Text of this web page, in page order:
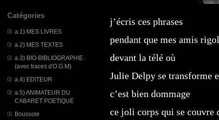
Catégories
a.1) MES LIVRES
a.2) MES TEXTES
a.3) BIO-BIBLIOGRAPHIE
(avec traces d'O.G.M)
a.4) EDITEUR
a.5) ANIMATEUR DU
CABARET POETIQUE
Boussole
j’écris ces phrases
pendant que mes amis
devant la télé où
Julie Delpy se transforme
c’est bien dommage
ce joli corps qui se couvre